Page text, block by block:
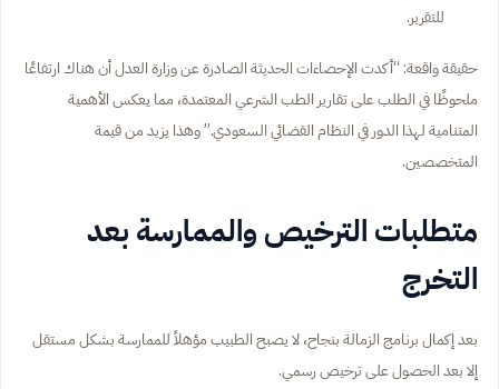
للتقرير.
حقيقة واقعة: “أكدت الإحصاءات الحديثة الصادرة عن وزارة العدل أن هناك ارتفاعًا
ملحوظًا في الطلب على تقارير الطب الشرعي المعتمدة، مما يعكس الأهمية
المتنامية لهذا الدور في النظام القضائي السعودي.” وهذا يزيد من قيمة
المتخصصين.
متطلبات الترخيص والممارسة بعد
التخرج
بعد إكمال برنامج الزمالة بنجاح، لا يصبح الطبيب مؤهلاً للممارسة بشكل مستقل
إلا بعد الحصول على ترخيص رسمي.